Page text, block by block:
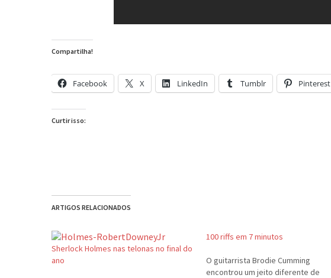
Compartilha!
Facebook X LinkedIn Tumblr Pinterest
Curtir isso:
ARTIGOS RELACIONADOS
Sherlock Holmes nas telonas no final do
ano
100 riffs em 7 minutos
O guitarrista Brodie Cumming
encontrou um jeito diferente de